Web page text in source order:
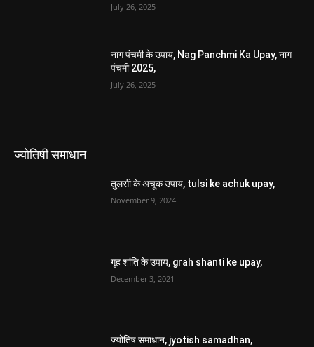
July 26, 2025
नाग पंचमी के उपाय, Nag Panchmi Ka Upay, नाग
पंचमी 2025,
July 26, 2025
ज्योतिषी समाधान
तुलसी के अचूक उपाय, tulsi ke achuk upay,
November 9, 2024
गृह शांति के उपाय, grah shanti ke upay,
December 3, 2021
ज्योतिष समाधान, jyotish samadhan,